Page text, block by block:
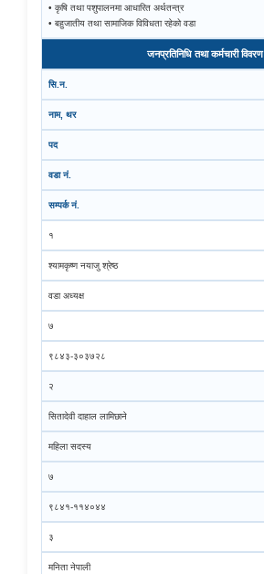
• कृषि तथा पशुपालनमा आधारित अर्थतन्त्र
• बहुजातीय तथा सामाजिक विविधता रहेको वडा
जनप्रतिनिधि तथा कर्मचारी विवरण
सि.न.
नाम, थर
पद
वडा नं.
सम्पर्क नं.
१
श्यामकृष्ण नयाजु श्रेष्ठ
वडा अध्यक्ष
७
९८४३-३०३७२८
२
सितादेवी दाहाल लामिछाने
महिला सदस्य
७
९८४१-११४०४४
३
मनिता नेपाली